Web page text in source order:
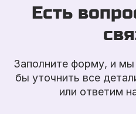
Есть
Заполните форму, и
бы уточнить все
или ответим